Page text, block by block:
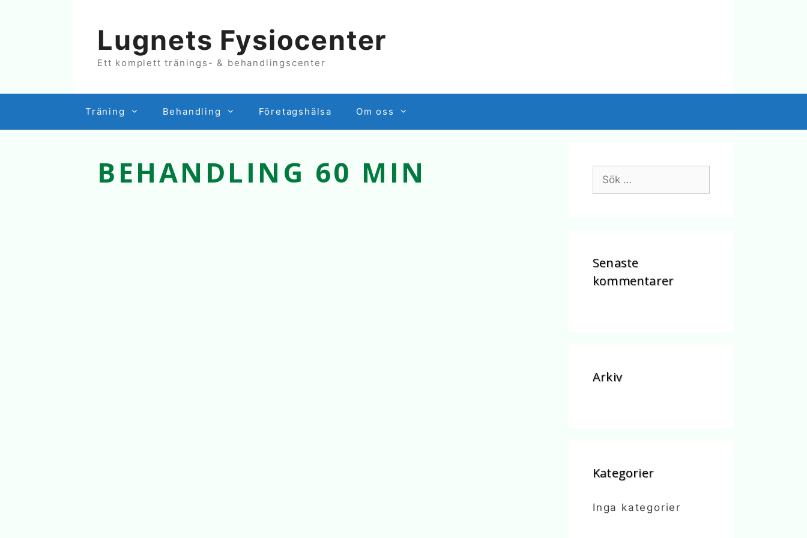
Lugnets Fysiocenter
Ett komplett tränings- & behandlingscenter
Träning Behandling Företagshälsa Om oss
BEHANDLING 60 MIN
Sök
efter:
Senaste
kommentarer
Arkiv
Kategorier
Inga kategorier